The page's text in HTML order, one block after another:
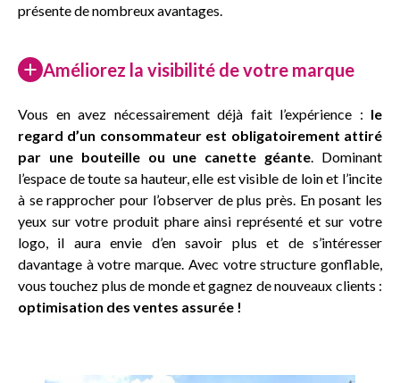
présente de nombreux avantages.
Améliorez la visibilité de votre marque
Vous en avez nécessairement déjà fait l’expérience : le
regard d’un consommateur est obligatoirement attiré
par une bouteille ou une canette géante . Dominant
l’espace de toute sa hauteur, elle est visible de loin et l’incite
à se rapprocher pour l’observer de plus près. En posant les
yeux sur votre produit phare ainsi représenté et sur votre
logo, il aura envie d’en savoir plus et de s’intéresser
davantage à votre marque. Avec votre structure gonflable,
vous touchez plus de monde et gagnez de nouveaux clients :
optimisation des ventes assurée !